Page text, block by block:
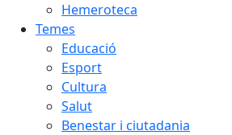
Hemeroteca
Temes
Educació
Esport
Cultura
Salut
Benestar i ciutadania